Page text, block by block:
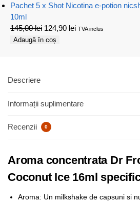
Pachet 5 x Shot Nicotina e-potion
10ml
145,00lei 124,90 lei TVA inclus
Adaugă în coș
Descriere
Informații suplimentare
Recenzii 0
Aroma concentrata Dr
Coconut Ice 16ml
Aroma: Un milkshake de capsuni si